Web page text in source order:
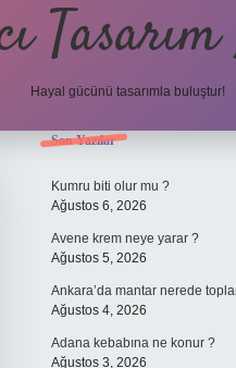
Hayal gücünü tasarımla buluştur!
Sidebar
Son Yazılar
Kumru biti olur mu ?
Ağustos 6, 2026
Avene krem neye yarar ?
Ağustos 5, 2026
Ankara’da mantar nerede
Ağustos 4, 2026
Adana kebabına ne konur ?
Ağustos 3, 2026